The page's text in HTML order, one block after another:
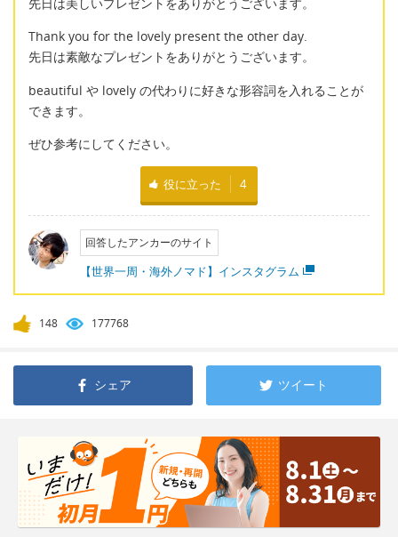
Thank you for the lovely present the other day.
先日は素敵なプレゼントをありがとうございます。
beautiful や lovely の代わりに好きな形容詞を入れることが
できます。
ぜひ参考にしてください。
役に立った 4
回答したアンカーのサイト
【世界一周・海外ノマド】インスタグラム
148 177768
シェア ツイート